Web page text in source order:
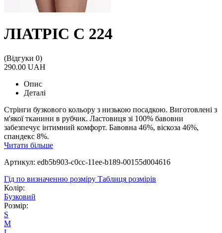
ЛІАТРІС С 224
(Відгуки 0)
290.00 UAH
Опис
Деталі
Стрінги бузкового кольору з низькою посадкою. Виготовлені з
м'якої тканини в рубчик. Ластовиця зі 100% бавовни
забезпечує інтимний комфорт. Бавовна 46%, віскоза 46%,
спандекс 8%.
Читати більше
Артикул: edb5b903-c0cc-11ee-b189-00155d004616
Гід по визначенню розміру Таблиця розмірів
Колір:
Бузковий
Розмір:
S
M